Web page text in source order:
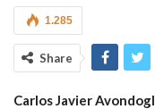
1.285
Share
Carlos Javier